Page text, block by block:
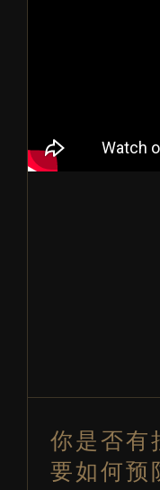
你是否有
要如何预